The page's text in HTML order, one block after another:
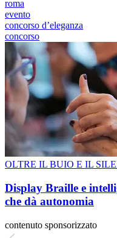
roma
evento
concorso dʼeleganza
concorso
OLTRE IL BUIO E IL
Display Braille e
che dà autonomia
contenuto sponsorizzato